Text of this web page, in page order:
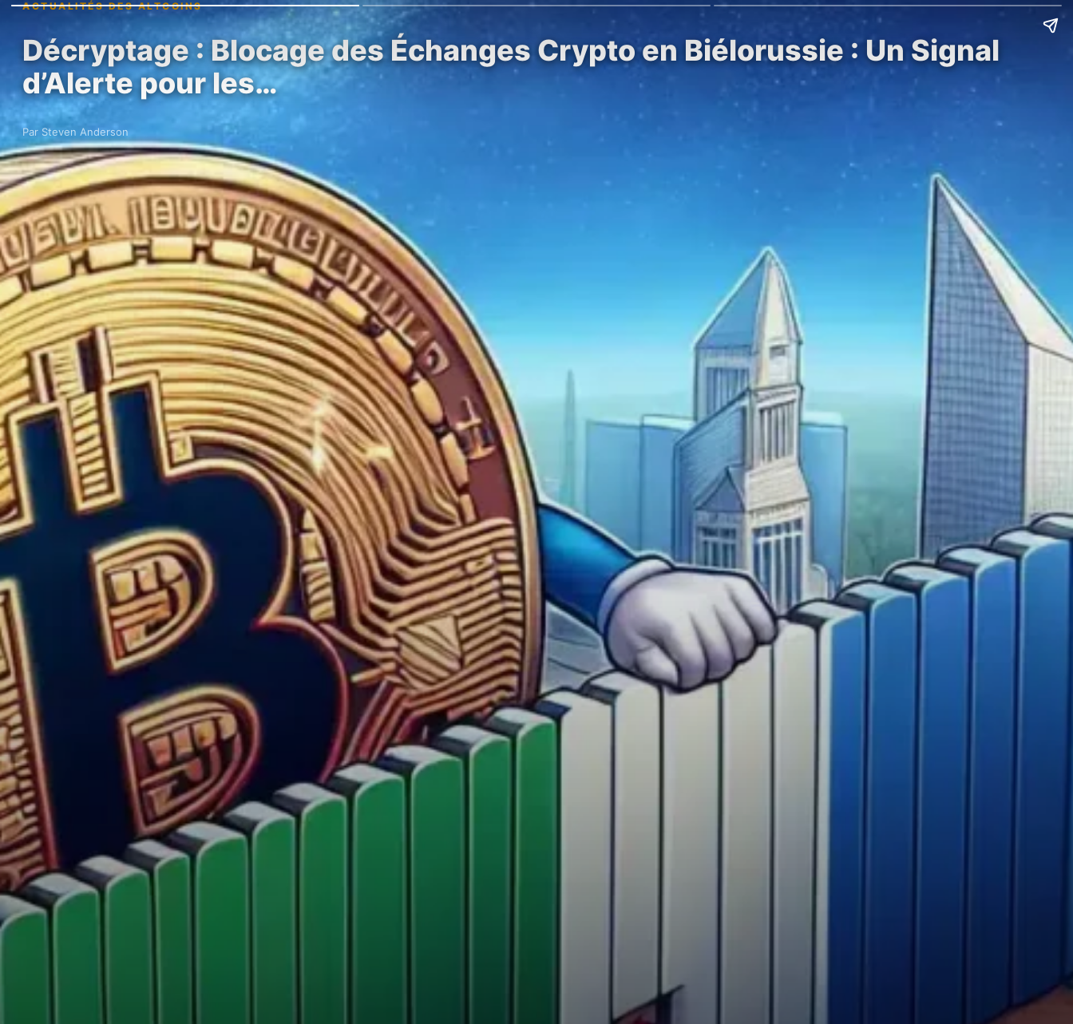
ACTUALITÉS DES ALTCOINS
Décryptage : Blocage des Échanges Crypto en Biélorussie : Un Signal
d’Alerte pour les…
Par Steven Anderson